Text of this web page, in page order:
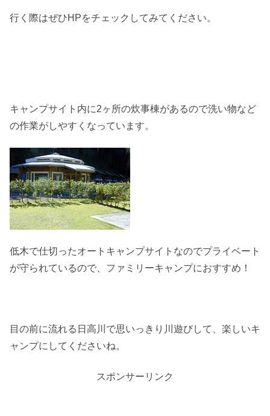
行く際はぜひHPをチェックしてみてください。
キャンプサイト内に2ヶ所の炊事棟があるので洗い物など
の作業がしやすくなっています。
低木で仕切ったオートキャンプサイトなのでプライベート
が守られているので、ファミリーキャンプにおすすめ！
目の前に流れる日高川で思いっきり川遊びして、楽しいキ
ャンプにしてくださいね。
スポンサーリンク